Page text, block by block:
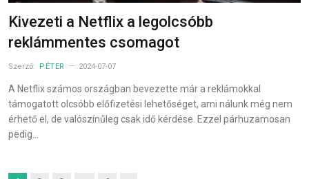
Kivezeti a Netflix a legolcsóbb
reklámmentes csomagot
Szerző: PÉTER 2024-07-07
A Netflix számos országban bevezette már a reklámokkal
támogatott olcsóbb előfizetési lehetőséget, ami nálunk még nem
érhető el, de valószínűleg csak idő kérdése. Ezzel párhuzamosan
pedig…